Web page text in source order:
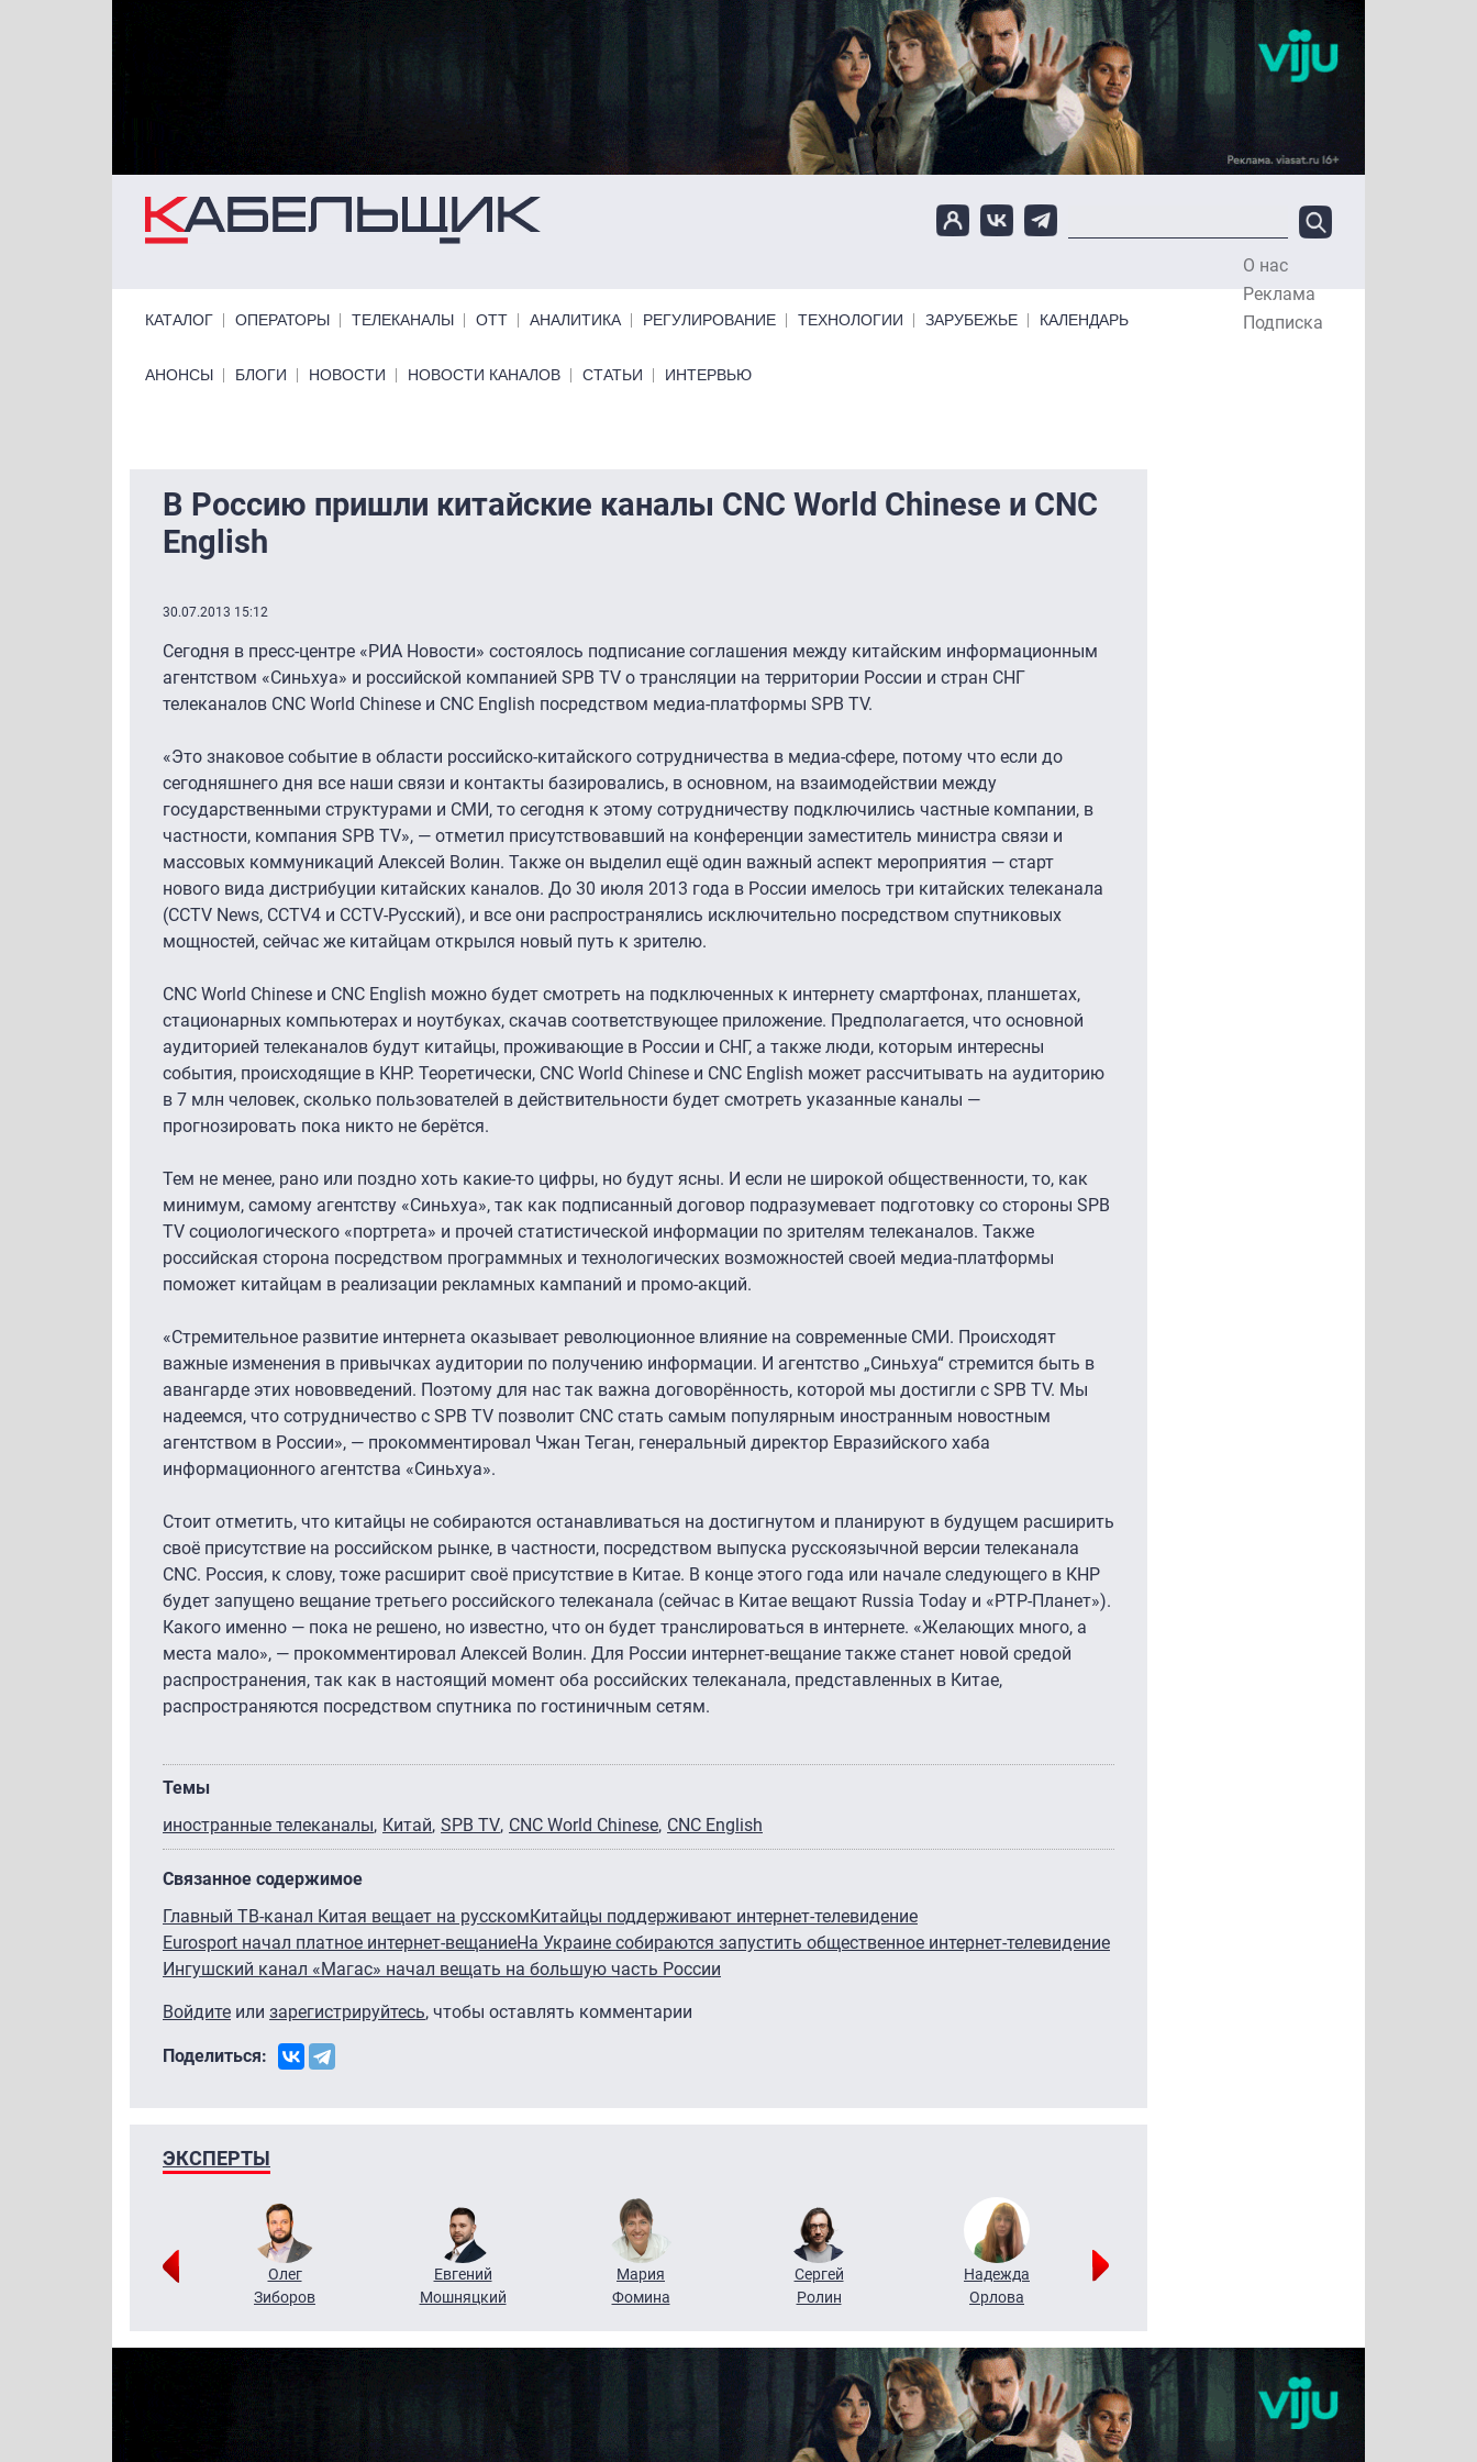
Перейти к основному содержанию
О нас
Реклама
Подписка
КАТАЛОГ ОПЕРАТОРЫ ТЕЛЕКАНАЛЫ ОТТ АНАЛИТИКА РЕГУЛИРОВАНИЕ ТЕХНОЛОГИИ ЗАРУБЕЖЬЕ КАЛЕНДАРЬ
Primary links bottom
АНОНСЫ БЛОГИ НОВОСТИ НОВОСТИ КАНАЛОВ СТАТЬИ ИНТЕРВЬЮ
В Россию пришли китайские каналы CNC World Chinese и CNC
English
30.07.2013 15:12
Сегодня в пресс-центре «РИА Новости» состоялось подписание соглашения между китайским информационным
агентством «Синьхуа» и российской компанией SPB TV о трансляции на территории России и стран СНГ
телеканалов CNC World Chinese и CNC English посредством медиа-платформы SPB TV.
«Это знаковое событие в области российско-китайского сотрудничества в медиа-сфере, потому что если до
сегодняшнего дня все наши связи и контакты базировались, в основном, на взаимодействии между
государственными структурами и СМИ, то сегодня к этому сотрудничеству подключились частные компании, в
частности, компания SPB TV», — отметил присутствовавший на конференции заместитель министра связи и
массовых коммуникаций Алексей Волин. Также он выделил ещё один важный аспект мероприятия — старт
нового вида дистрибуции китайских каналов. До 30 июля 2013 года в России имелось три китайских телеканала
(CCTV News, CCTV4 и CCTV-Русский), и все они распространялись исключительно посредством спутниковых
мощностей, сейчас же китайцам открылся новый путь к зрителю.
CNC World Chinese и CNC English можно будет смотреть на подключенных к интернету смартфонах, планшетах,
стационарных компьютерах и ноутбуках, скачав соответствующее приложение. Предполагается, что основной
аудиторией телеканалов будут китайцы, проживающие в России и СНГ, а также люди, которым интересны
события, происходящие в КНР. Теоретически, CNC World Chinese и CNC English может рассчитывать на аудиторию
в 7 млн человек, сколько пользователей в действительности будет смотреть указанные каналы —
прогнозировать пока никто не берётся.
Тем не менее, рано или поздно хоть какие-то цифры, но будут ясны. И если не широкой общественности, то, как
минимум, самому агентству «Синьхуа», так как подписанный договор подразумевает подготовку со стороны SPB
TV социологического «портрета» и прочей статистической информации по зрителям телеканалов. Также
российская сторона посредством программных и технологических возможностей своей медиа-платформы
поможет китайцам в реализации рекламных кампаний и промо-акций.
«Стремительное развитие интернета оказывает революционное влияние на современные СМИ. Происходят
важные изменения в привычках аудитории по получению информации. И агентство „Синьхуа“ стремится быть в
авангарде этих нововведений. Поэтому для нас так важна договорённость, которой мы достигли с SPB TV. Мы
надеемся, что сотрудничество с SPB TV позволит CNC стать самым популярным иностранным новостным
агентством в России», — прокомментировал Чжан Теган, генеральный директор Евразийского хаба
информационного агентства «Синьхуа».
Стоит отметить, что китайцы не собираются останавливаться на достигнутом и планируют в будущем расширить
своё присутствие на российском рынке, в частности, посредством выпуска русскоязычной версии телеканала
CNC. Россия, к слову, тоже расширит своё присутствие в Китае. В конце этого года или начале следующего в КНР
будет запущено вещание третьего российского телеканала (сейчас в Китае вещают Russia Today и «РТР-Планет»).
Какого именно — пока не решено, но известно, что он будет транслироваться в интернете. «Желающих много, а
места мало», — прокомментировал Алексей Волин. Для России интернет-вещание также станет новой средой
распространения, так как в настоящий момент оба российских телеканала, представленных в Китае,
распространяются посредством спутника по гостиничным сетям.
Темы
иностранные телеканалы Китай SPB TV CNC World Chinese CNC English
Связанное содержимое
Главный ТВ-канал Китая вещает на русскомКитайцы поддерживают интернет-телевидение
Eurosport начал платное интернет-вещаниеНа Украине собираются запустить общественное интернет-телевидение
Ингушский канал «Магас» начал вещать на большую часть России
Войдите или зарегистрируйтесь, чтобы оставлять комментарии
Поделиться:
ЭКСПЕРТЫ
Олег
Зиборов
Евгений
Мошняцкий
Мария
Фомина
Сергей
Ролин
Надежда
Орлова